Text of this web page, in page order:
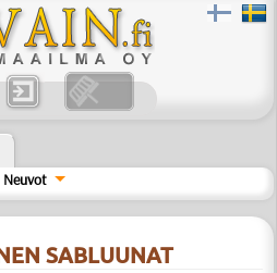
Neuvot
SABLUUNAT